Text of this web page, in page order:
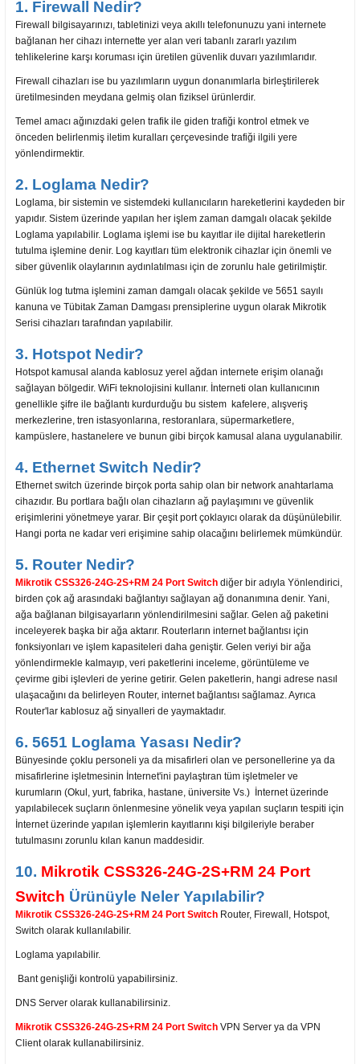
1. Firewall Nedir?
Firewall bilgisayarınızı, tabletinizi veya akıllı telefonunuzu yani internete
bağlanan her cihazı internette yer alan veri tabanlı zararlı yazılım
tehlikelerine karşı koruması için üretilen güvenlik duvarı yazılımlarıdır.
Firewall cihazları ise bu yazılımların uygun donanımlarla birleştirilerek
üretilmesinden meydana gelmiş olan fiziksel ürünlerdir.
Temel amacı ağınızdaki gelen trafik ile giden trafiği kontrol etmek ve
önceden belirlenmiş iletim kuralları çerçevesinde trafiği ilgili yere
yönlendirmektir.
2. Loglama Nedir?
Loglama, bir sistemin ve sistemdeki kullanıcıların hareketlerini kaydeden bir
yapıdır. Sistem üzerinde yapılan her işlem zaman damgalı olacak şekilde
Loglama yapılabilir. Loglama işlemi ise bu kayıtlar ile dijital hareketlerin
tutulma işlemine denir. Log kayıtları tüm elektronik cihazlar için önemli ve
siber güvenlik olaylarının aydınlatılması için de zorunlu hale getirilmiştir.
Günlük log tutma işlemini zaman damgalı olacak şekilde ve 5651 sayılı
kanuna ve Tübitak Zaman Damgası prensiplerine uygun olarak Mikrotik
Serisi cihazları tarafından yapılabilir.
3. Hotspot Nedir?
Hotspot kamusal alanda kablosuz yerel ağdan internete erişim olanağı
sağlayan bölgedir. WiFi teknolojisini kullanır. İnterneti olan kullanıcının
genellikle şifre ile bağlantı kurdurduğu bu sistem kafelere, alışveriş
merkezlerine, tren istasyonlarına, restoranlara, süpermarketlere,
kampüslere, hastanelere ve bunun gibi birçok kamusal alana uygulanabilir.
4. Ethernet Switch Nedir?
Ethernet switch üzerinde birçok porta sahip olan bir network anahtarlama
cihazıdır. Bu portlara bağlı olan cihazların ağ paylaşımını ve güvenlik
erişimlerini yönetmeye yarar. Bir çeşit port çoklayıcı olarak da düşünülebilir.
Hangi porta ne kadar veri erişimine sahip olacağını belirlemek mümkündür.
5. Router Nedir?
Mikrotik CSS326-24G-2S+RM 24 Port Switch diğer bir adıyla Yönlendirici,
birden çok ağ arasındaki bağlantıyı sağlayan ağ donanımına denir. Yani,
ağa bağlanan bilgisayarların yönlendirilmesini sağlar. Gelen ağ paketini
inceleyerek başka bir ağa aktarır. Routerların internet bağlantısı için
fonksiyonları ve işlem kapasiteleri daha geniştir. Gelen veriyi bir ağa
yönlendirmekle kalmayıp, veri paketlerini inceleme, görüntüleme ve
çevirme gibi işlevleri de yerine getirir. Gelen paketlerin, hangi adrese nasıl
ulaşacağını da belirleyen Router, internet bağlantısı sağlamaz. Ayrıca
Router'lar kablosuz ağ sinyalleri de yaymaktadır.
6. 5651 Loglama Yasası Nedir?
Bünyesinde çoklu personeli ya da misafirleri olan ve personellerine ya da
misafirlerine işletmesinin İnternet'ini paylaştıran tüm işletmeler ve
kurumların (Okul, yurt, fabrika, hastane, üniversite Vs.) İnternet üzerinde
yapılabilecek suçların önlenmesine yönelik veya yapılan suçların tespiti için
İnternet üzerinde yapılan işlemlerin kayıtlarını kişi bilgileriyle beraber
tutulmasını zorunlu kılan kanun maddesidir.
10. Mikrotik CSS326-24G-2S+RM 24 Port
Switch Ürünüyle Neler Yapılabilir?
Mikrotik CSS326-24G-2S+RM 24 Port Switch Router, Firewall, Hotspot,
Switch olarak kullanılabilir.
Loglama yapılabilir.
Bant genişliği kontrolü yapabilirsiniz.
DNS Server olarak kullanabilirsiniz.
Mikrotik CSS326-24G-2S+RM 24 Port Switch VPN Server ya da VPN
Client olarak kullanabilirsiniz.